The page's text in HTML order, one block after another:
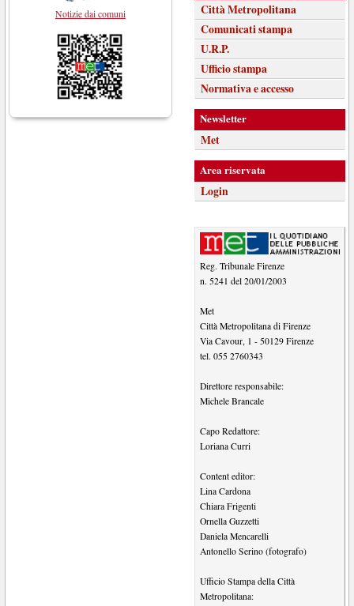
Notizie dai comuni
Città Metropolitana
Comunicati stampa
U.R.P.
Ufficio stampa
Normativa e accesso
Newsletter
Met
Area riservata
Login
Reg. Tribunale Firenze
n. 5241 del 20/01/2003
Met
Città Metropolitana di Firenze
Via Cavour, 1 - 50129 Firenze
tel. 055 2760343
Direttore responsabile:
Michele Brancale
Capo Redattore:
Loriana Curri
Content editor:
Lina Cardona
Chiara Frigenti
Ornella Guzzetti
Daniela Mencarelli
Antonello Serino (fotografo)
Ufficio Stampa della Città
Metropolitana: